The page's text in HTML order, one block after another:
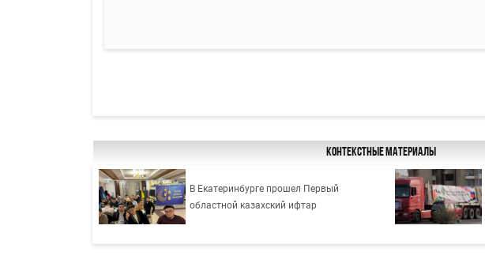
Контекстные материалы
В Екатеринбурге прошел Первый
областной казахский ифтар